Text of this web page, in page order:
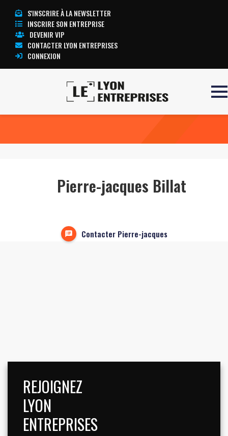
S'INSCRIRE À LA NEWSLETTER
INSCRIRE SON ENTREPRISE
DEVENIR VIP
CONTACTER LYON ENTREPRISES
CONNEXION
Pierre-jacques Billat
Contacter Pierre-jacques
REJOIGNEZ
LYON
ENTREPRISES